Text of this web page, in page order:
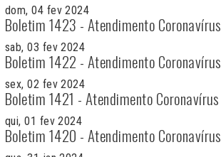
dom, 04 fev 2024
Boletim 1423 - Atendimento Coronavírus
sab, 03 fev 2024
Boletim 1422 - Atendimento Coronavírus
sex, 02 fev 2024
Boletim 1421 - Atendimento Coronavírus
qui, 01 fev 2024
Boletim 1420 - Atendimento Coronavírus